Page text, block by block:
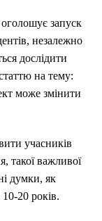
запуск
незалежно
дослідити
на тему:
може змінити
учасників
такої важливої
думки, як
20 років.